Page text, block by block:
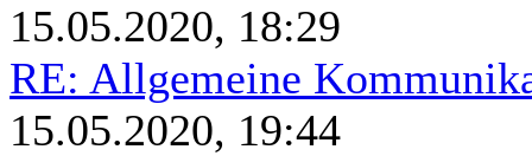
15.05.2020, 18:29
RE: Allgemeine
15.05.2020, 19:44